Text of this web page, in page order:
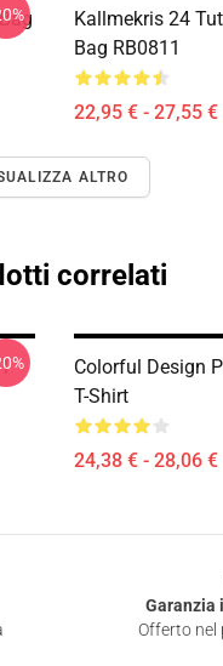
Kallmekris 24
Bag RB0811
22,95 € - 27,55 €
ALTRO
correlati
Colorful Design
T-Shirt
24,38 € - 28,06 €
Garanzia
Offerto nel